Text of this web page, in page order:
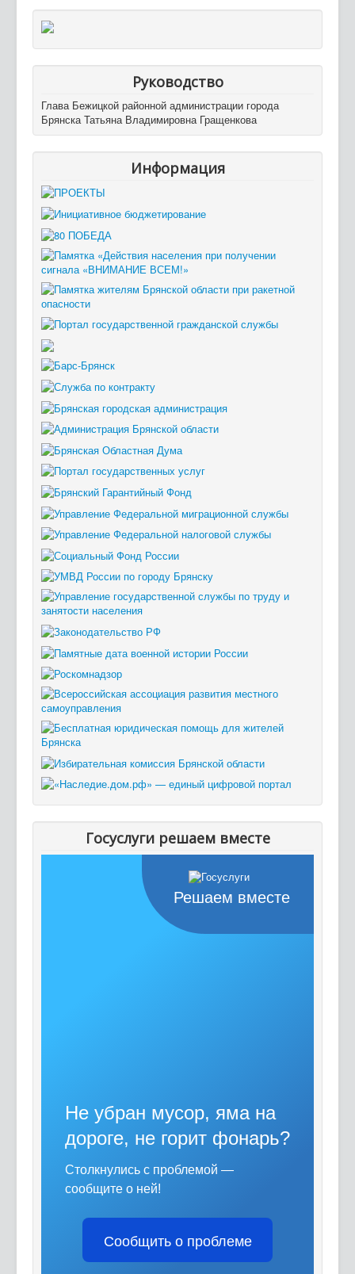
Руководство
Глава Бежицкой районной администрации города
Брянска Татьяна Владимировна Гращенкова
Информация
Госуслуги решаем вместе
Решаем вместе
Не убран мусор, яма на
дороге, не горит фонарь?
Столкнулись с проблемой —
сообщите о ней!
Сообщить о проблеме